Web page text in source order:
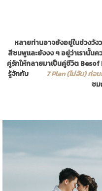
หลายท่านอาจยังอยู่ในช่วงวัง
สีชมพูและยังงง ๆ อยู่ว่าเรานั้นค
คู่รักให้กลายมาเป็นคู่ชีวิตBesof
รู้จักกับ 7 Plan (ไม่ลับ) ก่อ
ช